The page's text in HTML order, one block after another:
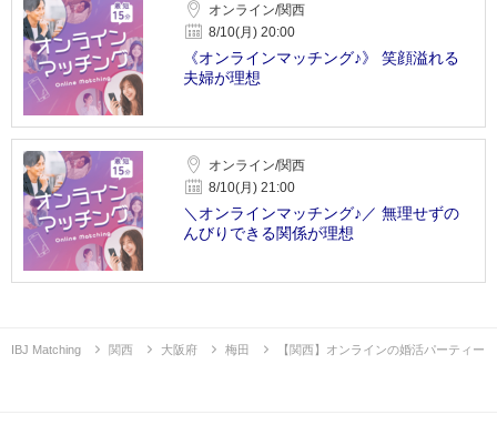
オンライン/関西
8/10(月) 20:00
《オンラインマッチング♪》 笑顔溢れる
夫婦が理想
オンライン/関西
8/10(月) 21:00
＼オンラインマッチング♪／ 無理せずの
んびりできる関係が理想
IBJ Matching 関西 大阪府 梅田 【関西】オンラインの婚活パーティー